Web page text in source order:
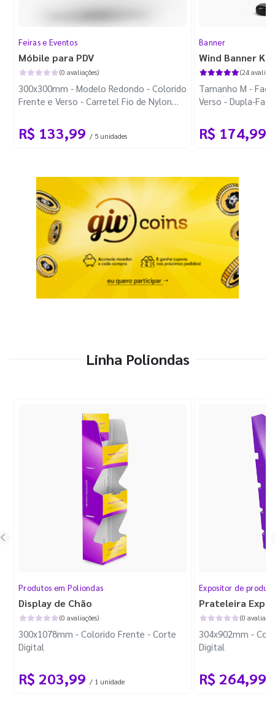
Feiras e Eventos
Móbile para PDV
(0 avaliações)
300x300mm - Modelo Redondo - Colorido
Frente e Verso - Carretel Fio de Nylon
R$ 133,99 / 5 unidades
Banner
Wind Banner
(24
Tamanho M -
Verso - Dupla-
R$ 174,99
Linha Poliondas
Produtos em Poliondas
Display de Chão
(0 avaliações)
300x1078mm - Colorido Frente - Corte
Digital
R$ 203,99 / 1 unidade
Expositor de
Prateleira
(0
304x902mm -
Digital
R$ 264,99